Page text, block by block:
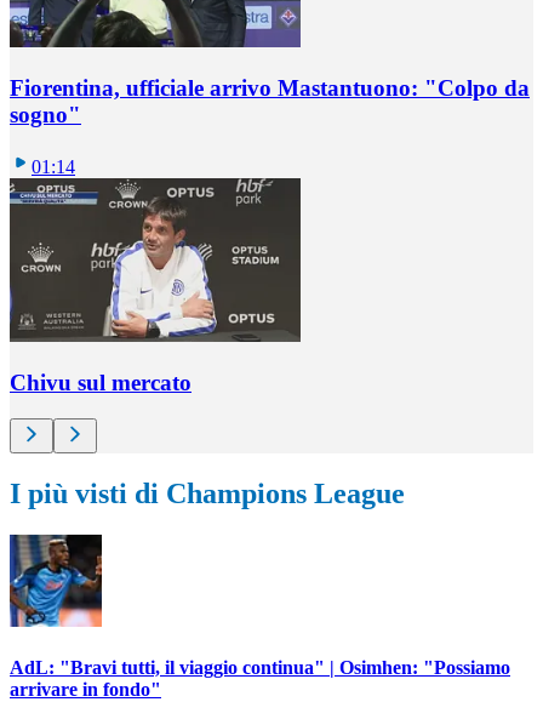
Fiorentina, ufficiale arrivo Mastantuono: "Colpo da
sogno"
01:14
Chivu sul mercato
I più visti di Champions League
AdL: "Bravi tutti, il viaggio continua" | Osimhen: "Possiamo
arrivare in fondo"